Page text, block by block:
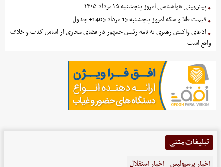
پیش‌بینی هواشناسی امروز پنجشنبه ۱۵ مرداد ۱۴۰۵
قیمت طلا و سکه امروز پنجشنبه 15 مرداد 1405+ جدول
ادعای واکنش رهبری به نامه رئیس جمهور در فضای مجازی از اساس کذب و خلاف
واقع است
تبلیغات متنی
اخبار پرسپولیس اخبار استقلال